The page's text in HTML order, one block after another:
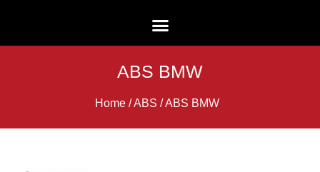
ABS BMW
Home/ABS /ABS BMW